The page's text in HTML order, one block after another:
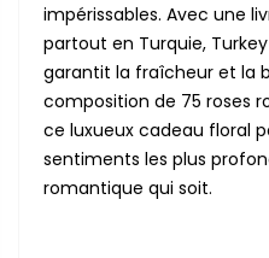
impérissables. Avec une
partout en Turquie,
garantit la fraîcheur et la
composition de 75 roses
ce luxueux cadeau floral
sentiments les plus
romantique qui soit.